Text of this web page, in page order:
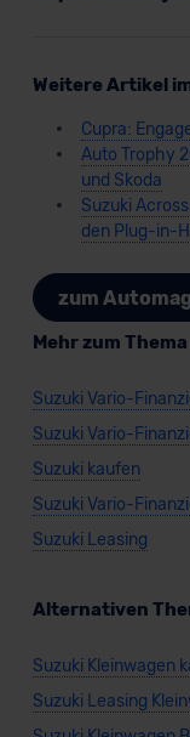
Weitere Artikel
Cupra:
Auto Trophy
und Skoda
Suzuki
den Plug-in-
zum
Mehr zum Thema
Suzuki Vario-
Suzuki Vario-
Suzuki kaufen
Suzuki Vario-
Suzuki Leasing
Alternativen
Suzuki Kleinwagen
Suzuki Leasing